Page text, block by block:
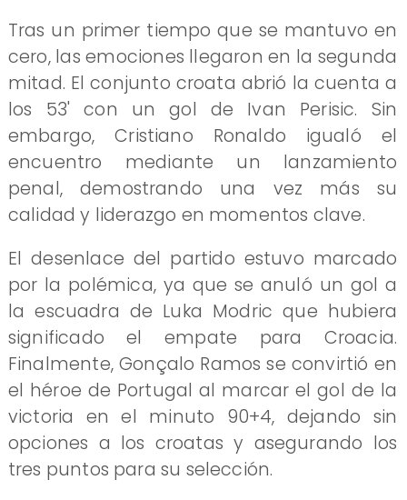
Tras un primer tiempo que se mantuvo en
cero, las emociones llegaron en la segunda
mitad. El conjunto croata abrió la cuenta a
los 53' con un gol de Ivan Perisic. Sin
embargo, Cristiano Ronaldo igualó el
encuentro mediante un lanzamiento
penal, demostrando una vez más su
calidad y liderazgo en momentos clave.
El desenlace del partido estuvo marcado
por la polémica, ya que se anuló un gol a
la escuadra de Luka Modric que hubiera
significado el empate para Croacia.
Finalmente, Gonçalo Ramos se convirtió en
el héroe de Portugal al marcar el gol de la
victoria en el minuto 90+4, dejando sin
opciones a los croatas y asegurando los
tres puntos para su selección.